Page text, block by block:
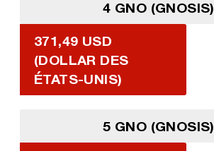
4 GNO (GNOSIS)
371,49 USD
(DOLLAR DES
ÉTATS-UNIS)
5 GNO (GNOSIS)